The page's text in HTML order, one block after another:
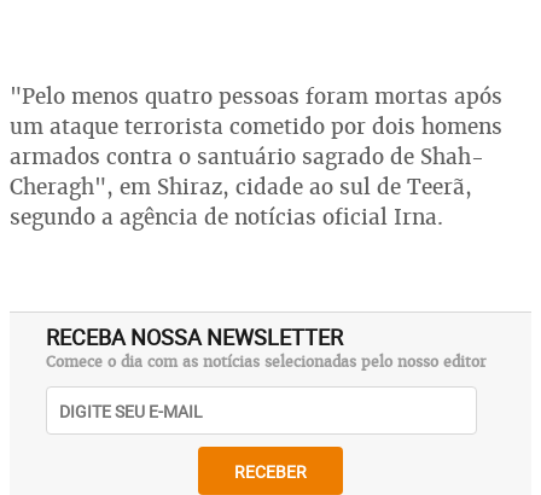
"Pelo menos quatro pessoas foram mortas após
um ataque terrorista cometido por dois homens
armados contra o santuário sagrado de Shah-
Cheragh", em Shiraz, cidade ao sul de Teerã,
segundo a agência de notícias oficial Irna.
RECEBA NOSSA NEWSLETTER
Comece o dia com as notícias selecionadas pelo nosso editor
RECEBER